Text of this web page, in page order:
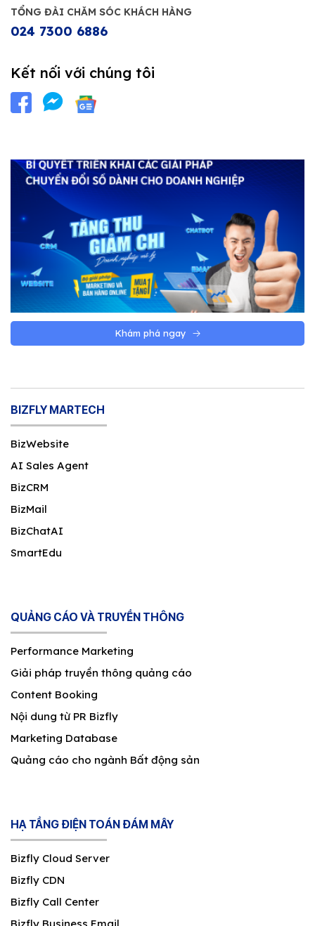
TỔNG ĐÀI CHĂM SÓC KHÁCH HÀNG
024 7300 6886
Kết nối với chúng tôi
Khám phá ngay
BIZFLY MARTECH
BizWebsite
AI Sales Agent
BizCRM
BizMail
BizChatAI
SmartEdu
QUẢNG CÁO VÀ TRUYỀN THÔNG
Performance Marketing
Giải pháp truyền thông quảng cáo
Content Booking
Nội dung từ PR Bizfly
Marketing Database
Quảng cáo cho ngành Bất động sản
HẠ TẦNG ĐIỆN TOÁN ĐÁM MÂY
Bizfly Cloud Server
Bizfly CDN
Bizfly Call Center
Bizfly Business Email